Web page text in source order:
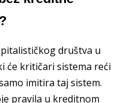
društva u
će kritičari sistema reći
imitira taj sistem.
pravila u kreditnom